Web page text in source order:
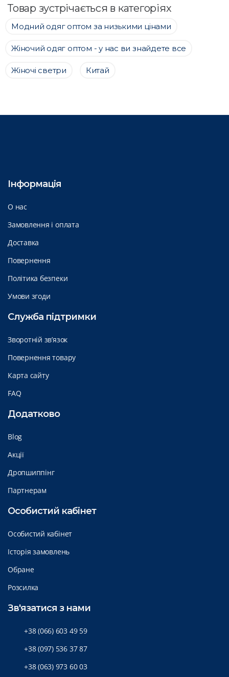
Товар зустрічається в категоріях
Модний одяг оптом за низькими цінами
Жіночий одяг оптом - у нас ви знайдете все
Жіночі светри Китай
Інформація
О нас
Замовлення і оплата
Доставка
Повернення
Політика безпеки
Умови згоди
Служба підтримки
Зворотній зв’язок
Повернення товару
Карта сайту
FAQ
Додатково
Blog
Акції
Дропшиппінг
Партнерам
Особистий кабінет
Особистий кабінет
Історія замовлень
Обране
Розсилка
Зв'язатися з нами
+38 (066) 603 49 59
+38 (097) 536 37 87
+38 (063) 973 60 03